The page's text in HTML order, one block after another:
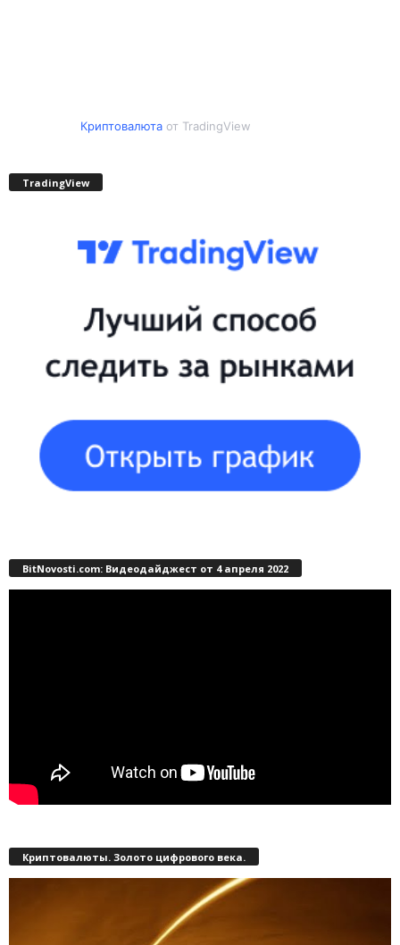
Криптовалютаот TradingView
TradingView
BitNovosti.com: Видеодайджест от 4 апреля 2022
Криптовалюты. Золото цифрового века.